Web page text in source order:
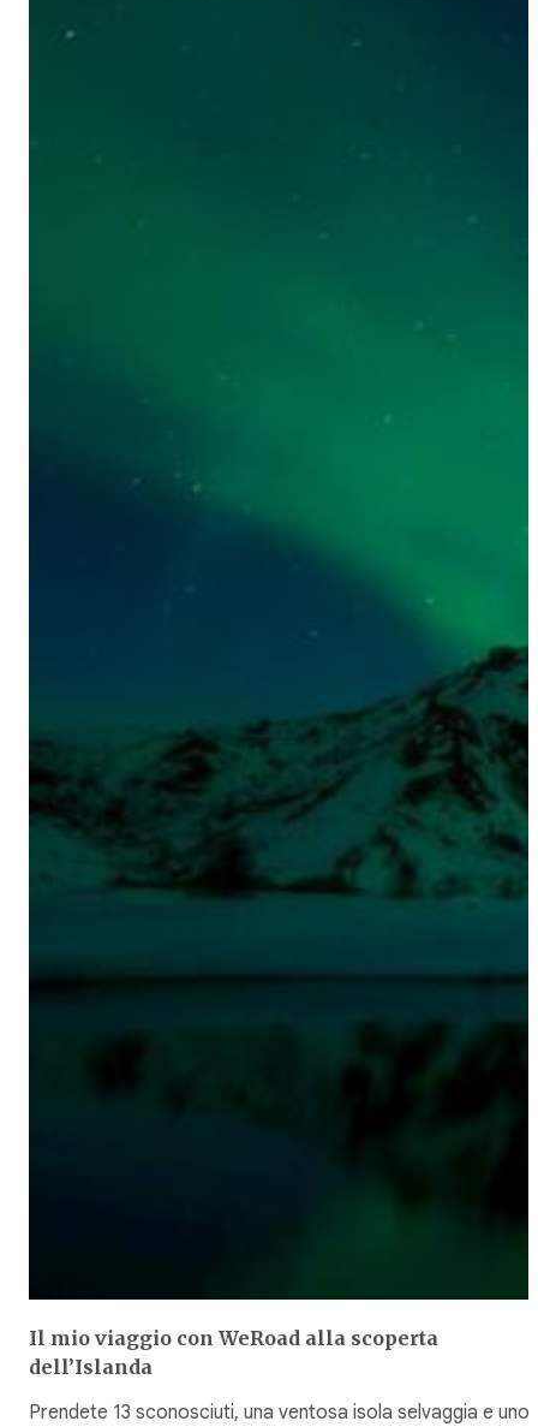
Il mio viaggio con WeRoad alla scoperta
dell’Islanda
Prendete 13 sconosciuti, una ventosa isola selvaggia e uno